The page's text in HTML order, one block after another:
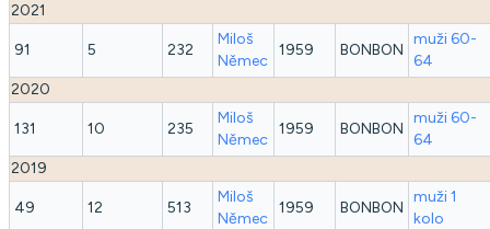
2021
91 5 232
Miloš
Němec
1959 BONBON
muži 60-
64
2020
131 10 235
Miloš
Němec
1959 BONBON
muži 60-
64
2019
49 12 513
Miloš
Němec
1959 BONBON
muži 1
kolo